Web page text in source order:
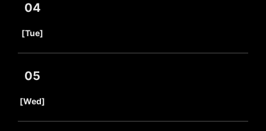
04
[Tue]
05
[Wed]